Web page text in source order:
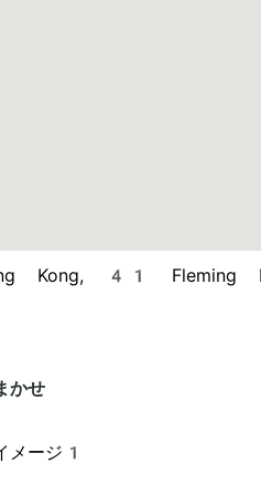
Kong, 41 Fleming
かせ